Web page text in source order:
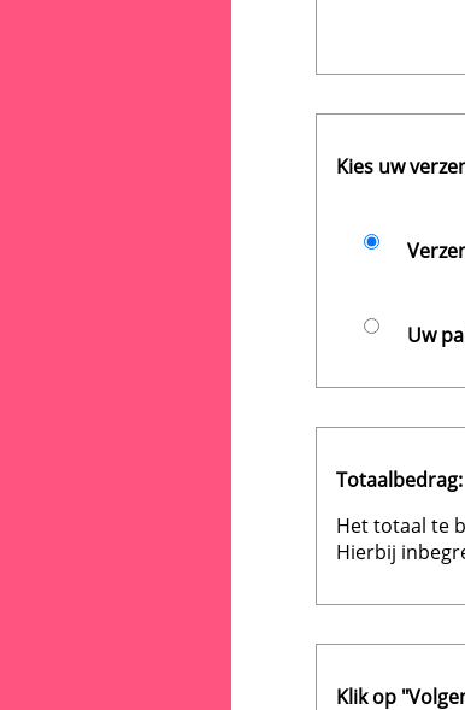
Kies uw
Uw
Totaalbedrag:
Het totaal te
Hierbij
Klik op